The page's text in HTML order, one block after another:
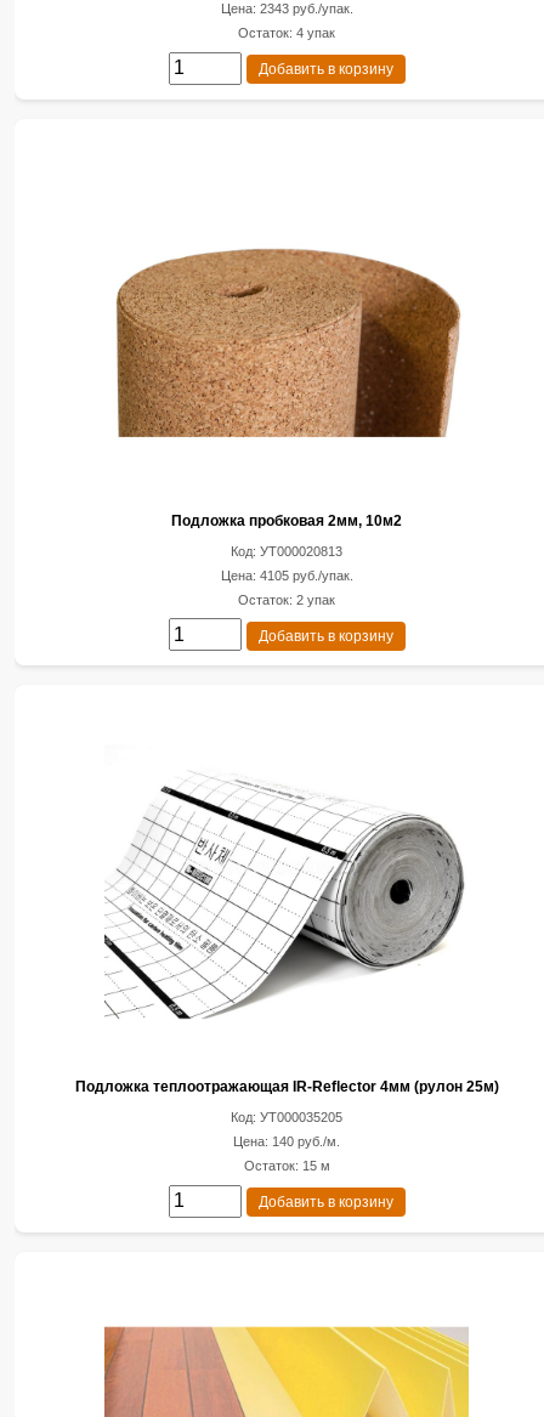
Цена: 2343 руб./упак.
Остаток: 4 упак
Добавить в корзину
Подложка пробковая 2мм, 10м2
Код: УТ000020813
Цена: 4105 руб./упак.
Остаток: 2 упак
Добавить в корзину
Подложка теплоотражающая IR-Reflector 4мм (рулон 25м)
Код: УТ000035205
Цена: 140 руб./м.
Остаток: 15 м
Добавить в корзину